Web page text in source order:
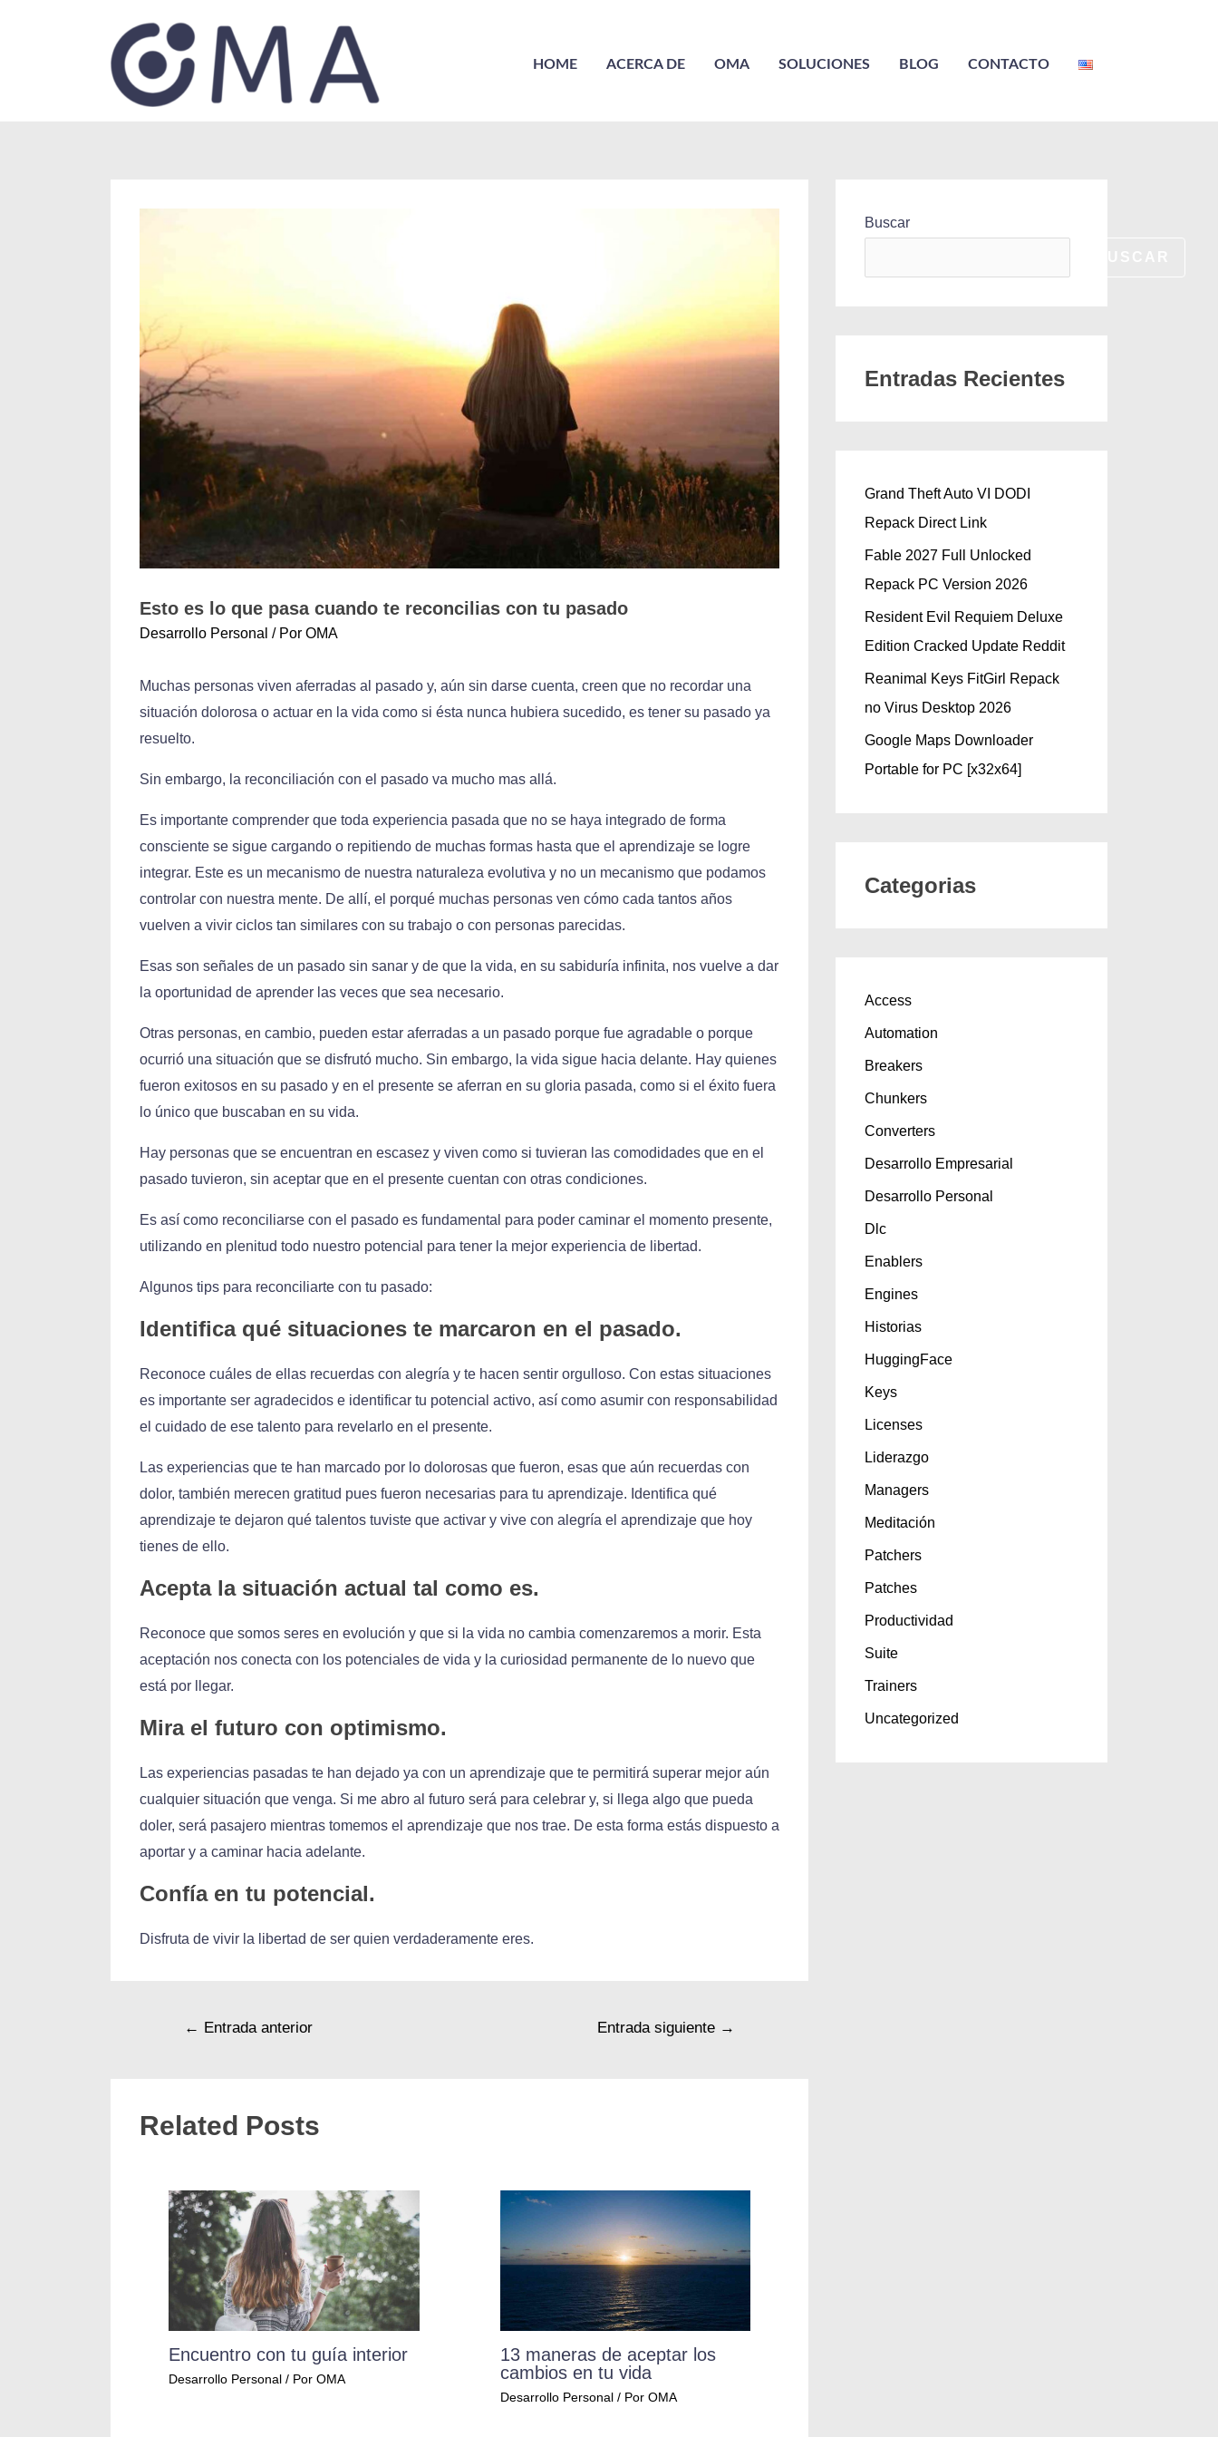
HOME ACERCA DE OMA SOLUCIONES BLOG CONTACTO
Esto es lo que pasa cuando te reconcilias con tu pasado
Desarrollo Personal / Por OMA
Muchas personas viven aferradas al pasado y, aún sin darse cuenta, creen que no recordar una
situación dolorosa o actuar en la vida como si ésta nunca hubiera sucedido, es tener su pasado ya
resuelto.
Sin embargo, la reconciliación con el pasado va mucho mas allá.
Es importante comprender que toda experiencia pasada que no se haya integrado de forma
consciente se sigue cargando o repitiendo de muchas formas hasta que el aprendizaje se logre
integrar. Este es un mecanismo de nuestra naturaleza evolutiva y no un mecanismo que podamos
controlar con nuestra mente. De allí, el porqué muchas personas ven cómo cada tantos años
vuelven a vivir ciclos tan similares con su trabajo o con personas parecidas.
Esas son señales de un pasado sin sanar y de que la vida, en su sabiduría infinita, nos vuelve a dar
la oportunidad de aprender las veces que sea necesario.
Otras personas, en cambio, pueden estar aferradas a un pasado porque fue agradable o porque
ocurrió una situación que se disfrutó mucho. Sin embargo, la vida sigue hacia delante. Hay quienes
fueron exitosos en su pasado y en el presente se aferran en su gloria pasada, como si el éxito fuera
lo único que buscaban en su vida.
Hay personas que se encuentran en escasez y viven como si tuvieran las comodidades que en el
pasado tuvieron, sin aceptar que en el presente cuentan con otras condiciones.
Es así como reconciliarse con el pasado es fundamental para poder caminar el momento presente,
utilizando en plenitud todo nuestro potencial para tener la mejor experiencia de libertad.
Algunos tips para reconciliarte con tu pasado:
Identifica qué situaciones te marcaron en el pasado.
Reconoce cuáles de ellas recuerdas con alegría y te hacen sentir orgulloso. Con estas situaciones
es importante ser agradecidos e identificar tu potencial activo, así como asumir con responsabilidad
el cuidado de ese talento para revelarlo en el presente.
Las experiencias que te han marcado por lo dolorosas que fueron, esas que aún recuerdas con
dolor, también merecen gratitud pues fueron necesarias para tu aprendizaje. Identifica qué
aprendizaje te dejaron qué talentos tuviste que activar y vive con alegría el aprendizaje que hoy
tienes de ello.
Acepta la situación actual tal como es.
Reconoce que somos seres en evolución y que si la vida no cambia comenzaremos a morir. Esta
aceptación nos conecta con los potenciales de vida y la curiosidad permanente de lo nuevo que
está por llegar.
Mira el futuro con optimismo.
Las experiencias pasadas te han dejado ya con un aprendizaje que te permitirá superar mejor aún
cualquier situación que venga. Si me abro al futuro será para celebrar y, si llega algo que pueda
doler, será pasajero mientras tomemos el aprendizaje que nos trae. De esta forma estás dispuesto a
aportar y a caminar hacia adelante.
Confía en tu potencial.
Disfruta de vivir la libertad de ser quien verdaderamente eres.
← Entrada anterior Entrada siguiente →
Related Posts
Encuentro con tu guía interior
Desarrollo Personal / Por OMA
13 maneras de aceptar los
cambios en tu vida
Desarrollo Personal/ Por OMA
Buscar
Entradas Recientes
Grand Theft Auto VI DODI
Repack Direct Link
Fable 2027 Full Unlocked
Repack PC Version 2026
Resident Evil Requiem Deluxe
Edition Cracked Update Reddit
Reanimal Keys FitGirl Repack
no Virus Desktop 2026
Google Maps Downloader
Portable for PC [x32x64]
Categorias
Access
Automation
Breakers
Chunkers
Converters
Desarrollo Empresarial
Desarrollo Personal
Dlc
Enablers
Engines
Historias
HuggingFace
Keys
Licenses
Liderazgo
Managers
Meditación
Patchers
Patches
Productividad
Suite
Trainers
Uncategorized